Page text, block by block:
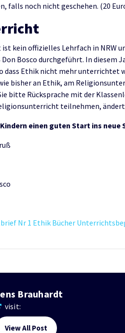
falls noch nicht geschehen. (20
kein offizielles Lehrfach in NRW
Don Bosco durchgeführt. In diesem
dass Ethik nicht mehr unterrichtet
bisher an Ethik, am
bitte Rücksprache mit der
teilnehmen,
einen guten Start ins neue
Nr 1 Ethik Bücher
Brauhardt
visit:
View All Post